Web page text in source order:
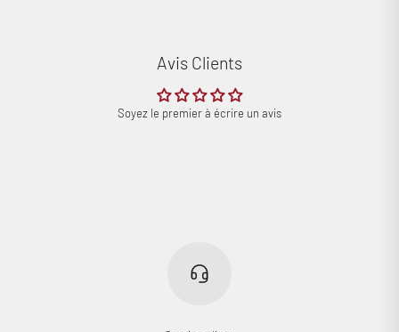
Avis Clients
Soyez le premier à écrire un avis